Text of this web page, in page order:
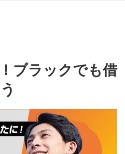
ブラックでも借